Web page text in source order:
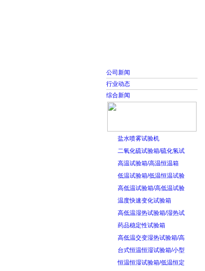
公司新闻
行业动态
综合新闻
盐水喷雾试验机
二氧化硫试验箱/硫化氢试
高温试验箱/高温恒温箱
低温试验箱/低温恒温试验
高低温试验箱/高低温试验
温度快速变化试验箱
高低温湿热试验箱/湿热试
药品稳定性试验箱
高低温交变湿热试验箱/高
台式恒温恒湿试验箱/小型
恒温恒湿试验箱/低温恒定